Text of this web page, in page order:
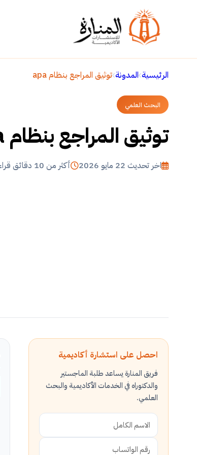
الرئيسية المدونة توثيق المراجع بنظام apa
البحث العلمي
توثيق المراجع بنظام apa
اخر تحديث 22 مايو 2026 أكثر من 10 دقائق قراءة
احصل على استشارة أكاديمية
فريق المنارة يساعد طلبة الماجستير
والدكتوراه في الخدمات الأكاديمية والبحث
العلمي.